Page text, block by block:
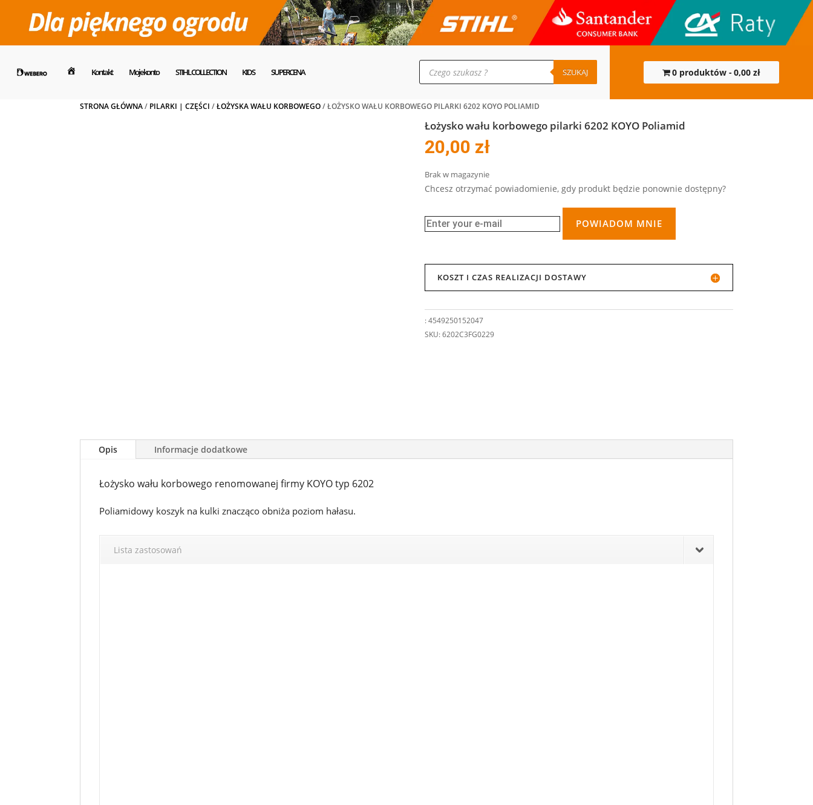
Dom Kontakt Moje konto STIHL COLLECTION KIDS SUPERCENA
Wyszukiwarka
produktów SZUKAJ 0 produktów 0,00 zł
STRONA GŁÓWNA/ PILARKI | CZĘŚCI /ŁOŻYSKA WAŁU KORBOWEGO/ ŁOŻYSKO WAŁU KORBOWEGO PILARKI 6202 KOYO POLIAMID
Łożysko wału korbowego pilarki 6202 KOYO Poliamid
20,00 zł
Brak w magazynie
Chcesz otrzymać powiadomienie, gdy produkt będzie ponownie dostępny?
POWIADOM MNIE
KOSZT I CZAS REALIZACJI DOSTAWY
:4549250152047
SKU:6202C3FG0229
Opis Informacje dodatkowe
Łożysko wału korbowego renomowanej firmy KOYO typ 6202
Poliamidowy koszyk na kulki znacząco obniża poziom hałasu.
Lista zastosowań